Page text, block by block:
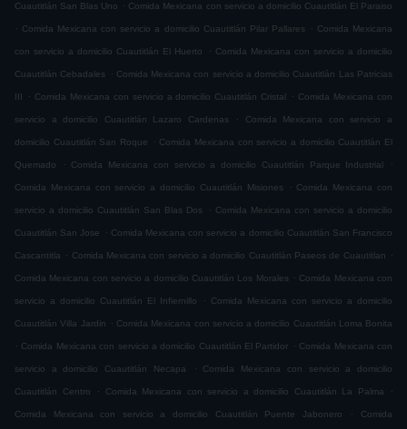
Cuautitlán San Blas Uno . Comida Mexicana con servicio a domicilio Cuautitlán El Paraiso
. Comida Mexicana con servicio a domicilio Cuautitlán Pilar Pallares . Comida Mexicana
con servicio a domicilio Cuautitlán El Huerto . Comida Mexicana con servicio a domicilio
Cuautitlán Cebadales . Comida Mexicana con servicio a domicilio Cuautitlán Las Patricias
III . Comida Mexicana con servicio a domicilio Cuautitlán Cristal . Comida Mexicana con
servicio a domicilio Cuautitlán Lazaro Cardenas . Comida Mexicana con servicio a
domicilio Cuautitlán San Roque . Comida Mexicana con servicio a domicilio Cuautitlán El
Quemado . Comida Mexicana con servicio a domicilio Cuautitlán Parque Industrial .
Comida Mexicana con servicio a domicilio Cuautitlán Misiones . Comida Mexicana con
servicio a domicilio Cuautitlán San Blas Dos . Comida Mexicana con servicio a domicilio
Cuautitlán San Jose . Comida Mexicana con servicio a domicilio Cuautitlán San Francisco
Cascantitla . Comida Mexicana con servicio a domicilio Cuautitlán Paseos de Cuautitlan .
Comida Mexicana con servicio a domicilio Cuautitlán Los Morales . Comida Mexicana con
servicio a domicilio Cuautitlán El Infiernillo . Comida Mexicana con servicio a domicilio
Cuautitlán Villa Jardin . Comida Mexicana con servicio a domicilio Cuautitlán Loma Bonita
. Comida Mexicana con servicio a domicilio Cuautitlán El Partidor . Comida Mexicana con
servicio a domicilio Cuautitlán Necapa . Comida Mexicana con servicio a domicilio
Cuautitlán Centro . Comida Mexicana con servicio a domicilio Cuautitlán La Palma .
Comida Mexicana con servicio a domicilio Cuautitlán Puente Jabonero . Comida